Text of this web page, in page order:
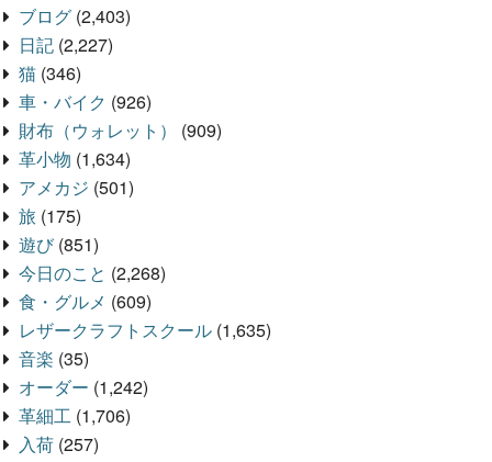
ブログ (2,403)
日記 (2,227)
猫 (346)
車・バイク (926)
財布（ウォレット）
(909)
革小物 (1,634)
アメカジ (501)
旅 (175)
遊び(851)
今日のこと (2,268)
食・グルメ (609)
レザークラフトスクール (1,635)
音楽 (35)
オーダー (1,242)
革細工 (1,706)
入荷 (257)